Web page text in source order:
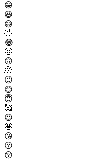
😁
😆
😅
🤣
😂
🙂
🙃
🫠
😉
😊
😇
🥰
😍
🤩
😘
😗
😚